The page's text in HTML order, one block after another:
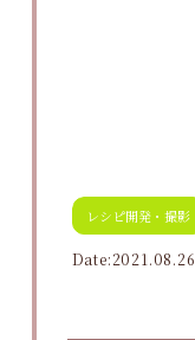
レシピ開発・撮影
Date:2021.08.26